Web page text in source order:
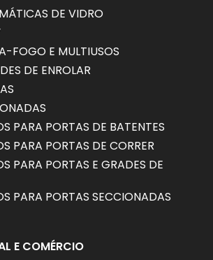
DE VIDRO
FOGO E MULTIUSOS
DE ENROLAR
PARA PORTAS DE BATENTES
PARA PORTAS DE CORRER
PARA PORTAS E GRADES DE
PARA PORTAS SECCIONADAS
E COMÉRCIO